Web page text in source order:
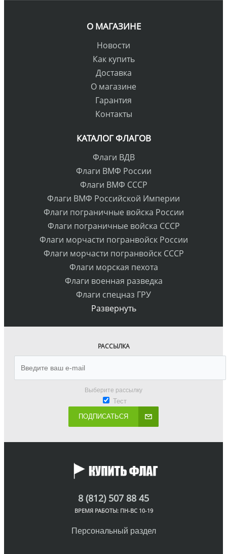
О МАГАЗИНЕ
Новости
Как купить
Доставка
О магазине
Гарантия
Контакты
КАТАЛОГ ФЛАГОВ
Флаги ВДВ
Флаги ВМФ России
Флаги ВМФ СССР
Флаги ВМФ Российской Империи
Флаги пограничные войска России
Флаги пограничные войска СССР
Флаги морчасти погранвойск России
Флаги морчасти погранвойск СССР
Флаги морская пехота
Флаги военная разведка
Флаги спецназ ГРУ
Развернуть
РАССЫЛКА
Выберите рассылку
Тест
ПОДПИСАТЬСЯ
8 (812) 507 88 45
ВРЕМЯ РАБОТЫ: ПН-ВС 10-19
Персональный раздел